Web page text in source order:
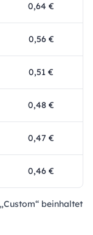
0,64 €
0,56 €
0,51 €
0,48 €
0,47 €
0,46 €
beinhaltet